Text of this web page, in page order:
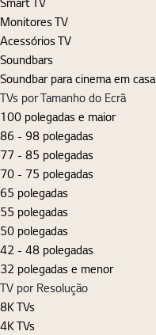
Monitores TV
Acessórios TV
Soundbars
Soundbar para cinema em casa
TVs por Tamanho do Ecrã
100 polegadas e maior
86 - 98 polegadas
77 - 85 polegadas
70 - 75 polegadas
65 polegadas
55 polegadas
50 polegadas
42 - 48 polegadas
32 polegadas e menor
TV por Resolução
8K TVs
4K TVs